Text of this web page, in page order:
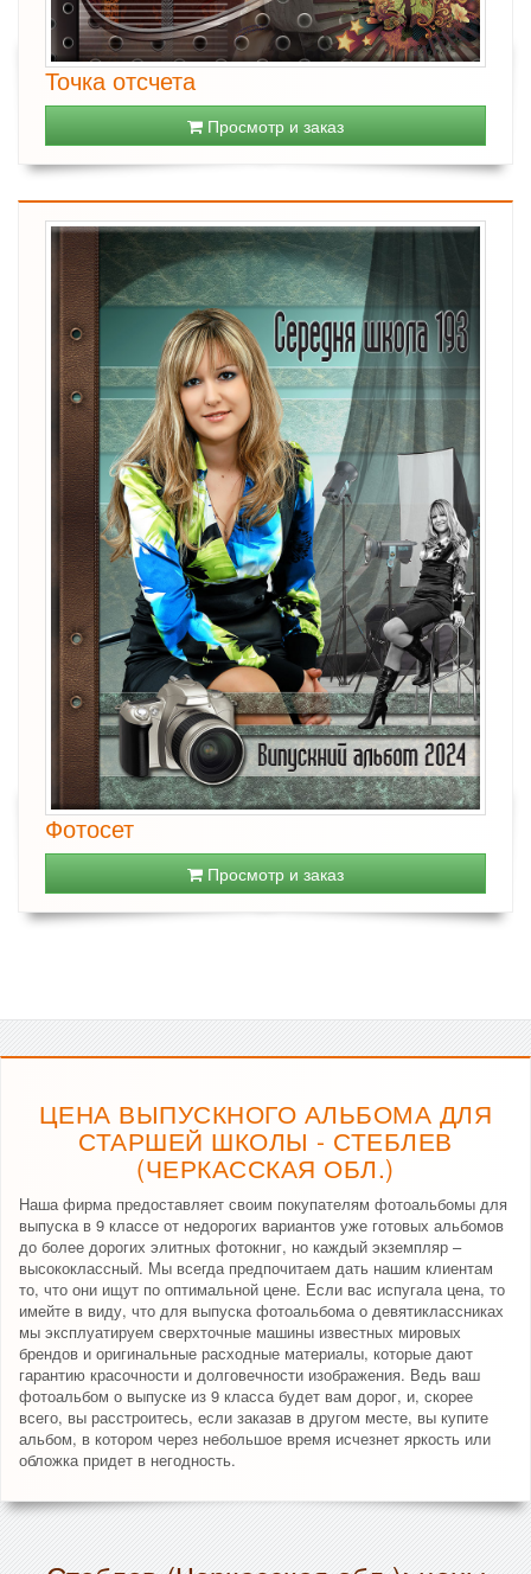
Точка отсчета
Просмотр и заказ
Фотосет
Просмотр и заказ
ЦЕНА ВЫПУСКНОГО АЛЬБОМА ДЛЯ
СТАРШЕЙ ШКОЛЫ - СТЕБЛЕВ
(ЧЕРКАССКАЯ ОБЛ.)
Наша фирма предоставляет своим покупателям фотоальбомы для
выпуска в 9 классе от недорогих вариантов уже готовых альбомов
до более дорогих элитных фотокниг, но каждый экземпляр –
высококлассный. Мы всегда предпочитаем дать нашим клиентам
то, что они ищут по оптимальной цене. Если вас испугала цена, то
имейте в виду, что для выпуска фотоальбома о девятиклассниках
мы эксплуатируем сверхточные машины известных мировых
брендов и оригинальные расходные материалы, которые дают
гарантию красочности и долговечности изображения. Ведь ваш
фотоальбом о выпуске из 9 класса будет вам дорог, и, скорее
всего, вы расстроитесь, если заказав в другом месте, вы купите
альбом, в котором через небольшое время исчезнет яркость или
обложка придет в негодность.